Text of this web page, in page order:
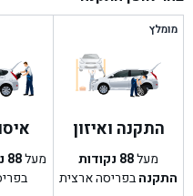
היה:
הוא:
מומלץ
התקנה ואיזון
מעל88 נקודות
התקנהבפריסה ארצית
מעל88